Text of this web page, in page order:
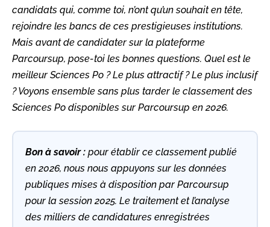
candidats qui, comme toi, n’ont qu’un souhait en tête,
rejoindre les bancs de ces prestigieuses institutions.
Mais avant de candidater sur la plateforme
Parcoursup, pose-toi les bonnes questions. Quel est le
meilleur Sciences Po ? Le plus attractif ? Le plus inclusif
? Voyons ensemble sans plus tarder le classement des
Sciences Po disponibles sur Parcoursup en 2026.
Bon à savoir : pour établir ce classement publié
en 2026, nous nous appuyons sur les données
publiques mises à disposition par Parcoursup
pour la session 2025. Le traitement et l’analyse
des milliers de candidatures enregistrées